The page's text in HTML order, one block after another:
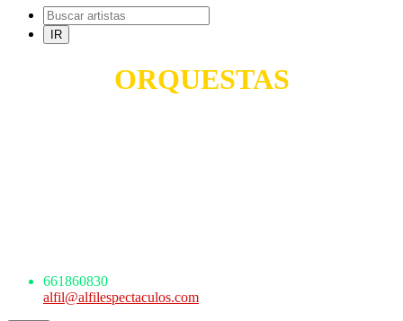
ORQUESTAS
661860830
alfil@alfilespectaculos.com